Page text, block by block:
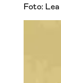
Foto: